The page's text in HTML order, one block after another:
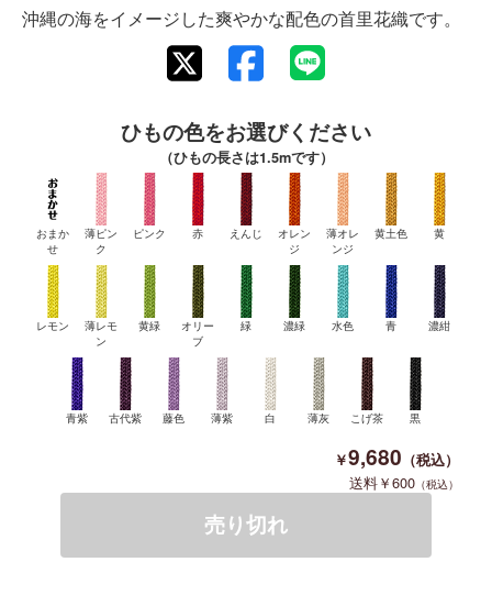
沖縄の海をイメージした爽やかな配色の首里花織です。
ひもの色をお選びください
（ひもの長さは1.5mです）
おまか
せ
薄ピン
ク
ピンク 赤 えんじ
オレン
ジ
薄オレ
ンジ
黄土色 黄
レモン
薄レモ
ン
黄緑
オリー
ブ
緑 濃緑 水色 青 濃紺
青紫 古代紫 藤色 薄紫 白 薄灰 こげ茶 黒
9,680
600